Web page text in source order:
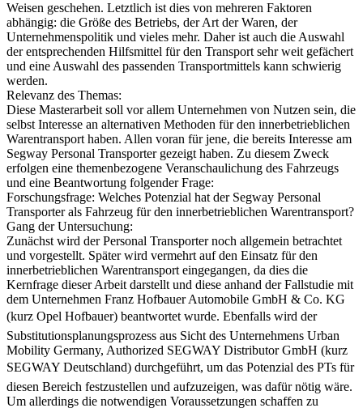
Inhaltsangabe:Einleitung:
Der Transport von Waren in Betrieben kann auf viele Arten und
Weisen geschehen. Letztlich ist dies von mehreren Faktoren
abhängig: die Größe des Betriebs, der Art der Waren, der
Unternehmenspolitik und vieles mehr. Daher ist auch die Auswahl
der entsprechenden Hilfsmittel für den Transport sehr weit gefächert
und eine Auswahl des passenden Transportmittels kann schwierig
werden.
Relevanz des Themas:
Diese Masterarbeit soll vor allem Unternehmen von Nutzen sein, die
selbst Interesse an alternativen Methoden für den innerbetrieblichen
Warentransport haben. Allen voran für jene, die bereits Interesse am
Segway Personal Transporter gezeigt haben. Zu diesem Zweck
erfolgen eine themenbezogene Veranschaulichung des Fahrzeugs
und eine Beantwortung folgender Frage:
Forschungsfrage: Welches Potenzial hat der Segway Personal
Transporter als Fahrzeug für den innerbetrieblichen Warentransport?
Gang der Untersuchung:
Zunächst wird der Personal Transporter noch allgemein betrachtet
und vorgestellt. Später wird vermehrt auf den Einsatz für den
innerbetrieblichen Warentransport eingegangen, da dies die
Kernfrage dieser Arbeit darstellt und diese anhand der Fallstudie mit
dem Unternehmen Franz Hofbauer Automobile GmbH & Co. KG
(kurz Opel Hofbauer) beantwortet wurde. Ebenfalls wird der
Substitutionsplanungsprozess aus Sicht des Unternehmens Urban
Mobility Germany, Authorized SEGWAY Distributor GmbH (kurz
SEGWAY Deutschland) durchgeführt, um das Potenzial des PTs für